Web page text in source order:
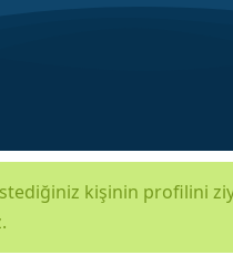
kişinin profilini